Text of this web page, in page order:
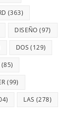
(363)
DISEÑO (97)
DOS (129)
(85)
(99)
LAS (278)